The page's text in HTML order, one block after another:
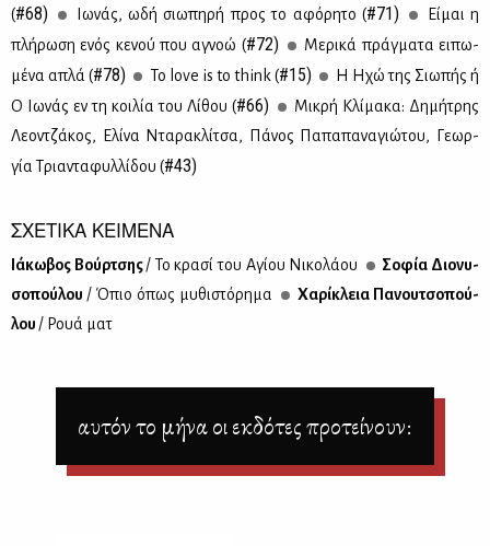
(#68) Ιω­νάς, ωδή σιω­πη­ρή προς το αφό­ρη­το (#71)
Εί­μαι η
πλή­ρω­ση ενός κε­νού που αγνοώ (#72)
Με­ρι­κά πράγ­μα­τα ει­πω­
μέ­να απλά (#78) To love is to think (#15)
Η Ηχώ της Σιω­πής ή
Ο Ιω­νάς εν τη κοι­λία του Λί­θου (#66)
Μι­κρή Κλί­μα­κα: Δη­μή­τρης
Λε­ον­τζά­κος, Ελί­να Ντα­ρα­κλί­τσα, Πά­νος Πα­πα­πα­να­γιώ­του, Γε­ωρ­
γία Τρια­ντα­φυλ­λί­δου (#43)
ΣΧΕΤΙΚΑ ΚΕΙΜΕΝΑ
Ιά­κω­βος Βούρ­τσης/ Το κρα­σί του Αγί­ου Νι­κο­λά­ου
Σο­φία Διο­νυ­
σο­πού­λου / Όπιο όπως μυ­θι­στό­ρη­μα
Χα­ρί­κλεια Πα­νου­τσο­πού­
λου / Ρουά ματ
αυτόν το μήνα οι εκδότες προτείνουν: